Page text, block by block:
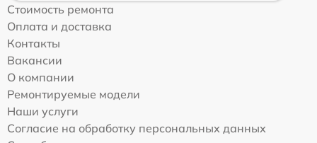
Стоимость ремонта
Оплата и доставка
Контакты
Вакансии
О компании
Ремонтируемые модели
Наши услуги
Согласие на обработку персональных данных